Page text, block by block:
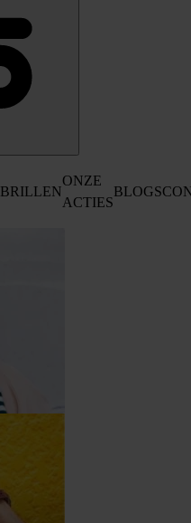
BRILLEN
ONZE
ACTIES
BLOGS